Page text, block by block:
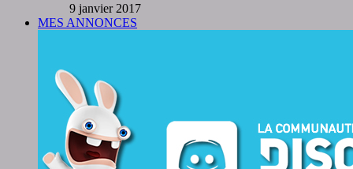
9 janvier 2017
MES ANNONCES